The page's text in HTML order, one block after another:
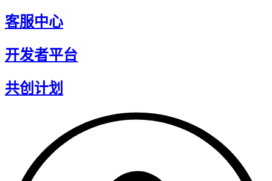
客服中心
开发者平台
共创计划